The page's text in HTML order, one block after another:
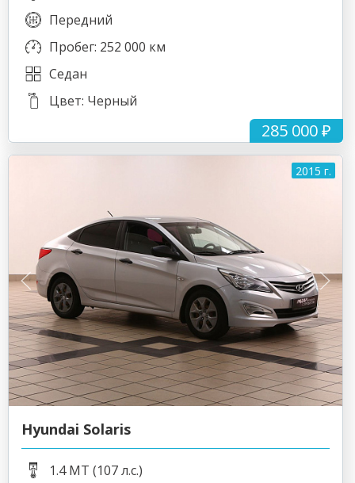
285 000 ₽
Передний
Пробег: 252 000 км
Седан
Цвет: Черный
2015 г.
Hyundai Solaris
1.4 MT (107 л.с.)